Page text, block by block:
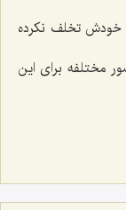
خودش تخلف نکرده
مختلفه برای این